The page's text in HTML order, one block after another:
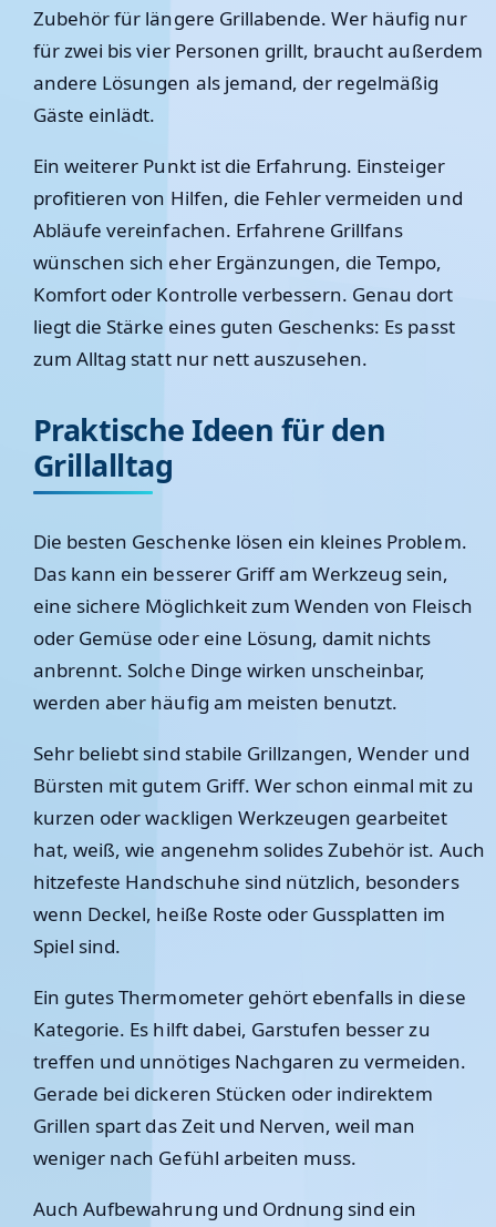
Zubehör für längere Grillabende. Wer häufig nur
für zwei bis vier Personen grillt, braucht außerdem
andere Lösungen als jemand, der regelmäßig
Gäste einlädt.
Ein weiterer Punkt ist die Erfahrung. Einsteiger
profitieren von Hilfen, die Fehler vermeiden und
Abläufe vereinfachen. Erfahrene Grillfans
wünschen sich eher Ergänzungen, die Tempo,
Komfort oder Kontrolle verbessern. Genau dort
liegt die Stärke eines guten Geschenks: Es passt
zum Alltag statt nur nett auszusehen.
Praktische Ideen für den
Grillalltag
Die besten Geschenke lösen ein kleines Problem.
Das kann ein besserer Griff am Werkzeug sein,
eine sichere Möglichkeit zum Wenden von Fleisch
oder Gemüse oder eine Lösung, damit nichts
anbrennt. Solche Dinge wirken unscheinbar,
werden aber häufig am meisten benutzt.
Sehr beliebt sind stabile Grillzangen, Wender und
Bürsten mit gutem Griff. Wer schon einmal mit zu
kurzen oder wackligen Werkzeugen gearbeitet
hat, weiß, wie angenehm solides Zubehör ist. Auch
hitzefeste Handschuhe sind nützlich, besonders
wenn Deckel, heiße Roste oder Gussplatten im
Spiel sind.
Ein gutes Thermometer gehört ebenfalls in diese
Kategorie. Es hilft dabei, Garstufen besser zu
treffen und unnötiges Nachgaren zu vermeiden.
Gerade bei dickeren Stücken oder indirektem
Grillen spart das Zeit und Nerven, weil man
weniger nach Gefühl arbeiten muss.
Auch Aufbewahrung und Ordnung sind ein